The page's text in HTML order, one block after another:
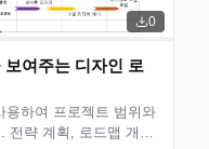
0
여주는 디자인 로
용하여 프로젝트 범위와
전략 계획, 로드맵 개발